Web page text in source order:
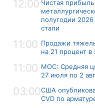
12:00 Чистая
полугодии
стали
11:00 Продажи
на 21 процент
11:00 MOC: Средняя
27 июля по 2
03:00США
CVD по